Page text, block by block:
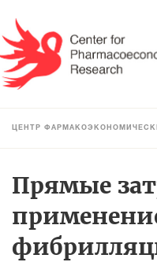
ЦЕНТР
Прямые